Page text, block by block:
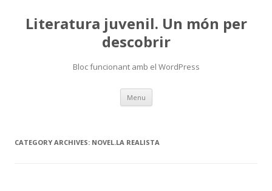
Literatura juvenil. Un món per
descobrir
Bloc funcionant amb el WordPress
Menu Skip
content
CATEGORY ARCHIVES: NOVEL.LA REALISTA